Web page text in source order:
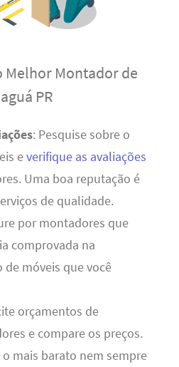
Melhor Montador de
PR
: Pesquise sobre o
everifique as avaliações
Uma boa reputação é
de qualidade.
por montadores que
comprovada na
móveis que você
orçamentos de
e compare os preços.
mais barato nem sempre